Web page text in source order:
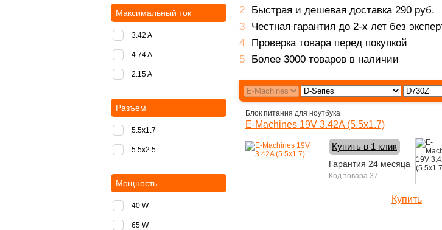
Быстрая и дешевая доставка 290 руб.
Честная гарантия до 2-х лет без
Проверка товара перед покупкой
Более 3000 товаров в наличии
Блок питания для ноутбука
E-Machines 19V 3.42A (5.5x1.7)
Купить в 1 клик
Гарантия 24 месяца
Код товара 37
Купить
Максимальный ток
3.42 A
4.74 A
2.15 A
Разъем
5.5x1.7
5.5x2.5
Мощность
40 W
65 W